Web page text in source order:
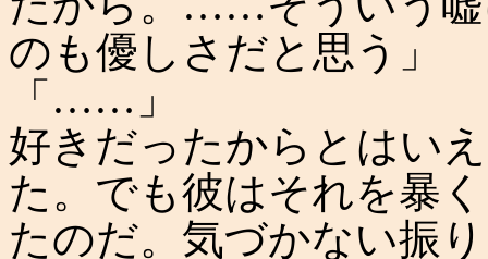
のも優しさだと思う」
「……」
好きだったからとはい
た。でも彼はそれを暴
たのだ。気づかない振